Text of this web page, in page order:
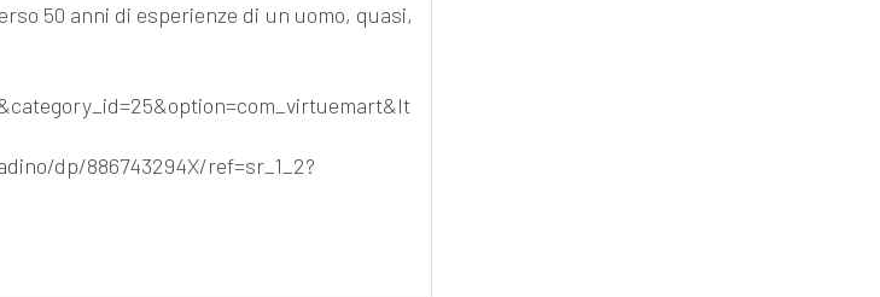
50 anni di esperienze di un uomo, quasi,
dp/886743294X/ref=sr_1_2?